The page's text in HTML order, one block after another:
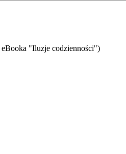
eBooka "Iluzje codzienności")